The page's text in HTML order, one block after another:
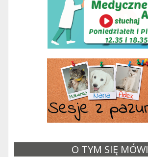
O TYM SIĘ MÓWI